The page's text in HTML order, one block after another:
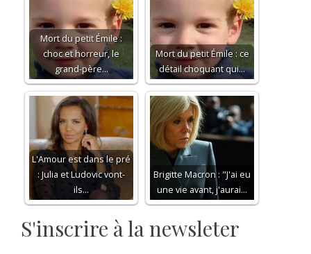
Mort du petit Émile :
choc et horreur, le
grand-père…
Mort du petit Émile : ce
détail choquant qui…
L'Amour est dans le pré
: Julia et Ludovic vont-
ils…
Brigitte Macron : "J'ai eu
une vie avant, j'aurai…
S'inscrire à la newsleter